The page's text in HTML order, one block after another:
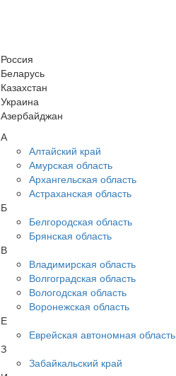
Россия
Беларусь
Казахстан
Украина
Азербайджан
А
Алтайский край
Амурская область
Архангельская область
Астраханская область
Б
Белгородская область
Брянская область
В
Владимирская область
Волгоградская область
Вологодская область
Воронежская область
Е
Еврейская автономная область
З
Забайкальский край